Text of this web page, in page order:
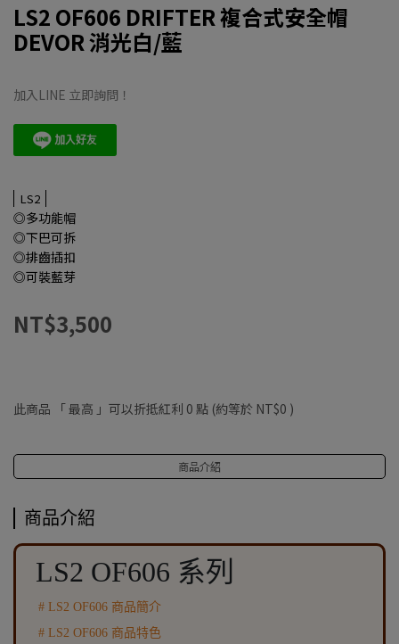
LS2 OF606 DRIFTER 複合式安全帽
DEVOR 消光白/藍
加入LINE 立即詢問！
LS2
◎多功能帽
◎下巴可拆
◎排齒插扣
◎可裝藍芽
NT$3,500
此商品 「 最高 」可以折抵紅利 0 點 (約等於 NT$0 )
商品介紹
商品介紹
LS2 OF606 系列
# LS2 OF606 商品簡介
# LS2 OF606 商品特色